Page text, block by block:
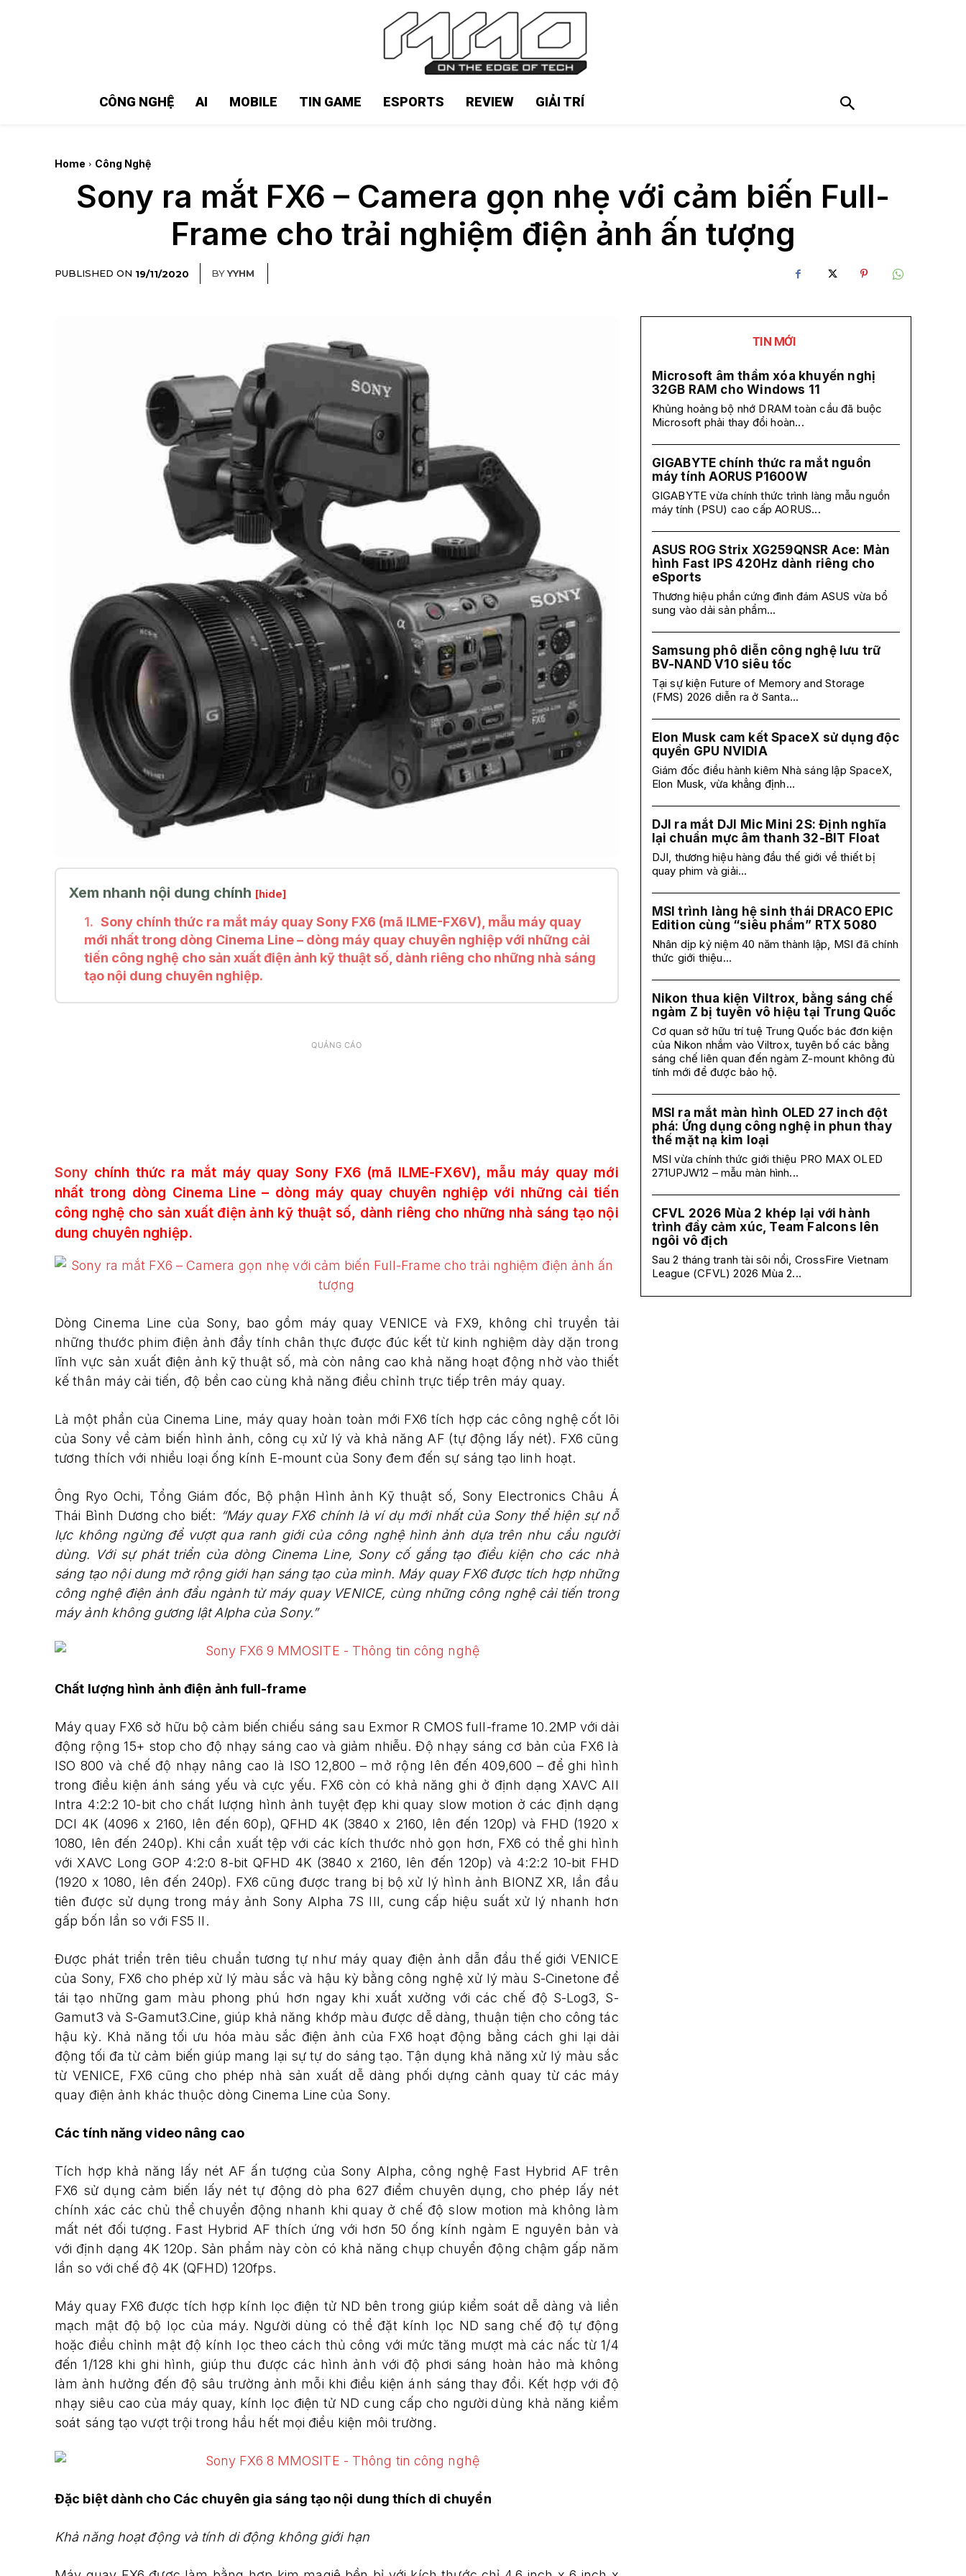
CÔNG NGHỆ AI MOBILE TIN GAME ESPORTS REVIEW GIẢI TRÍ
Home Công Nghệ
Sony ra mắt FX6 – Camera gọn nhẹ với cảm biến Full-
Frame cho trải nghiệm điện ảnh ấn tượng
PUBLISHED ON 19/11/2020 BYYYHM
Xem nhanh nội dung chính [hide]
Sony chính thức ra mắt máy quay Sony FX6 (mã ILME-FX6V), mẫu máy quay
mới nhất trong dòng Cinema Line – dòng máy quay chuyên nghiệp với những cải
tiến công nghệ cho sản xuất điện ảnh kỹ thuật số, dành riêng cho những nhà sáng
tạo nội dung chuyên nghiệp.
QUẢNG CÁO
Sony chính thức ra mắt máy quay Sony FX6 (mã ILME-FX6V), mẫu máy quay mới
nhất trong dòng Cinema Line – dòng máy quay chuyên nghiệp với những cải tiến
công nghệ cho sản xuất điện ảnh kỹ thuật số, dành riêng cho những nhà sáng tạo nội
dung chuyên nghiệp.
Dòng Cinema Line của Sony, bao gồm máy quay VENICE và FX9, không chỉ truyền tải
những thước phim điện ảnh đầy tính chân thực được đúc kết từ kinh nghiệm dày dặn trong
lĩnh vực sản xuất điện ảnh kỹ thuật số, mà còn nâng cao khả năng hoạt động nhờ vào thiết
kế thân máy cải tiến, độ bền cao cùng khả năng điều chỉnh trực tiếp trên máy quay.
Là một phần của Cinema Line, máy quay hoàn toàn mới FX6 tích hợp các công nghệ cốt lõi
của Sony về cảm biến hình ảnh, công cụ xử lý và khả năng AF (tự động lấy nét). FX6 cũng
tương thích với nhiều loại ống kính E-mount của Sony đem đến sự sáng tạo linh hoạt.
Ông Ryo Ochi, Tổng Giám đốc, Bộ phận Hình ảnh Kỹ thuật số, Sony Electronics Châu Á
Thái Bình Dương cho biết: “Máy quay FX6 chính là ví dụ mới nhất của Sony thể hiện sự nỗ
lực không ngừng để vượt qua ranh giới của công nghệ hình ảnh dựa trên nhu cầu người
dùng. Với sự phát triển của dòng Cinema Line, Sony cố gắng tạo điều kiện cho các nhà
sáng tạo nội dung mở rộng giới hạn sáng tạo của mình. Máy quay FX6 được tích hợp những
công nghệ điện ảnh đầu ngành từ máy quay VENICE, cùng những công nghệ cải tiến trong
máy ảnh không gương lật Alpha của Sony.”
Chất lượng hình ảnhđiện ảnh full-frame
Máy quay FX6 sở hữu bộ cảm biến chiếu sáng sau Exmor R CMOS full-frame 10.2MP với dải
động rộng 15+ stop cho độ nhạy sáng cao và giảm nhiễu. Độ nhạy sáng cơ bản của FX6 là
ISO 800 và chế độ nhạy nâng cao là ISO 12,800 – mở rộng lên đến 409,600 – để ghi hình
trong điều kiện ánh sáng yếu và cực yếu. FX6 còn có khả năng ghi ở định dạng XAVC All
Intra 4:2:2 10-bit cho chất lượng hình ảnh tuyệt đẹp khi quay slow motion ở các định dạng
DCI 4K (4096 x 2160, lên đến 60p), QFHD 4K (3840 x 2160, lên đến 120p) và FHD (1920 x
1080, lên đến 240p). Khi cần xuất tệp với các kích thước nhỏ gọn hơn, FX6 có thể ghi hình
với XAVC Long GOP 4:2:0 8-bit QFHD 4K (3840 x 2160, lên đến 120p) và 4:2:2 10-bit FHD
(1920 x 1080, lên đến 240p). FX6 cũng được trang bị bộ xử lý hình ảnh BIONZ XR, lần đầu
tiên được sử dụng trong máy ảnh Sony Alpha 7S III, cung cấp hiệu suất xử lý nhanh hơn
gấp bốn lần so với FS5 II.
Được phát triển trên tiêu chuẩn tương tự như máy quay điện ảnh dẫn đầu thế giới VENICE
của Sony, FX6 cho phép xử lý màu sắc và hậu kỳ bằng công nghệ xử lý màu S-Cinetone để
tái tạo những gam màu phong phú hơn ngay khi xuất xưởng với các chế độ S-Log3, S-
Gamut3 và S-Gamut3.Cine, giúp khả năng khớp màu được dễ dàng, thuận tiện cho công tác
hậu kỳ. Khả năng tối ưu hóa màu sắc điện ảnh của FX6 hoạt động bằng cách ghi lại dải
động tối đa từ cảm biến giúp mang lại sự tự do sáng tạo. Tận dụng khả năng xử lý màu sắc
từ VENICE, FX6 cũng cho phép nhà sản xuất dễ dàng phối dựng cảnh quay từ các máy
quay điện ảnh khác thuộc dòng Cinema Line của Sony.
Các tính năng video nâng cao
Tích hợp khả năng lấy nét AF ấn tượng của Sony Alpha, công nghệ Fast Hybrid AF trên
FX6 sử dụng cảm biến lấy nét tự động dò pha 627 điểm chuyên dụng, cho phép lấy nét
chính xác các chủ thể chuyển động nhanh khi quay ở chế độ slow motion mà không làm
mất nét đối tượng. Fast Hybrid AF thích ứng với hơn 50 ống kính ngàm E nguyên bản và
với định dạng 4K 120p. Sản phẩm này còn có khả năng chụp chuyển động chậm gấp năm
lần so với chế độ 4K (QFHD) 120fps.
Máy quay FX6 được tích hợp kính lọc điện tử ND bên trong giúp kiểm soát dễ dàng và liền
mạch mật độ bộ lọc của máy. Người dùng có thể đặt kính lọc ND sang chế độ tự động
hoặc điều chỉnh mật độ kính lọc theo cách thủ công với mức tăng mượt mà các nấc từ 1/4
đến 1/128 khi ghi hình, giúp thu được các hình ảnh với độ phơi sáng hoàn hảo mà không
làm ảnh hưởng đến độ sâu trường ảnh mỗi khi điều kiện ánh sáng thay đổi. Kết hợp với độ
nhạy siêu cao của máy quay, kính lọc điện tử ND cung cấp cho người dùng khả năng kiểm
soát sáng tạo vượt trội trong hầu hết mọi điều kiện môi trường.
Đặc biệt dành cho Các chuyên gia sáng tạo nội dung thích di chuyển
Khả năng hoạt động và tính di động không giới hạn
TIN MỚI
Microsoft âm thầm xóa khuyến nghị
32GB RAM cho Windows 11
Khủng hoảng bộ nhớ DRAM toàn cầu đã buộc
Microsoft phải thay đổi hoàn...
GIGABYTE chính thức ra mắt nguồn
máy tính AORUS P1600W
GIGABYTE vừa chính thức trình làng mẫu nguồn
máy tính (PSU) cao cấp AORUS...
ASUS ROG Strix XG259QNSR Ace: Màn
hình Fast IPS 420Hz dành riêng cho
eSports
Thương hiệu phần cứng đình đám ASUS vừa bổ
sung vào dải sản phẩm...
Samsung phô diễn công nghệ lưu trữ
BV-NAND V10 siêu tốc
Tại sự kiện Future of Memory and Storage
(FMS) 2026 diễn ra ở Santa...
Elon Musk cam kết SpaceX sử dụng độc
quyền GPU NVIDIA
Giám đốc điều hành kiêm Nhà sáng lập SpaceX,
Elon Musk, vừa khẳng định...
DJI ra mắt DJI Mic Mini 2S: Định nghĩa
lại chuẩn mực âm thanh 32-BIT Float
DJI, thương hiệu hàng đầu thế giới về thiết bị
quay phim và giải...
MSI trình làng hệ sinh thái DRACO EPIC
Edition cùng “siêu phẩm” RTX 5080
Nhân dịp kỷ niệm 40 năm thành lập, MSI đã chính
thức giới thiệu...
Nikon thua kiện Viltrox, bằng sáng chế
ngàm Z bị tuyên vô hiệu tại Trung Quốc
Cơ quan sở hữu trí tuệ Trung Quốc bác đơn kiện
của Nikon nhắm vào Viltrox, tuyên bố các bằng
sáng chế liên quan đến ngàm Z-mount không đủ
tính mới để được bảo hộ.
MSI ra mắt màn hình OLED 27 inch đột
phá: Ứng dụng công nghệ in phun thay
thế mặt nạ kim loại
MSI vừa chính thức giới thiệu PRO MAX OLED
271UPJW12 – mẫu màn hình...
CFVL 2026 Mùa 2 khép lại với hành
trình đầy cảm xúc, Team Falcons lên
ngôi vô địch
Sau 2 tháng tranh tài sôi nổi, CrossFire Vietnam
League (CFVL) 2026 Mùa 2...